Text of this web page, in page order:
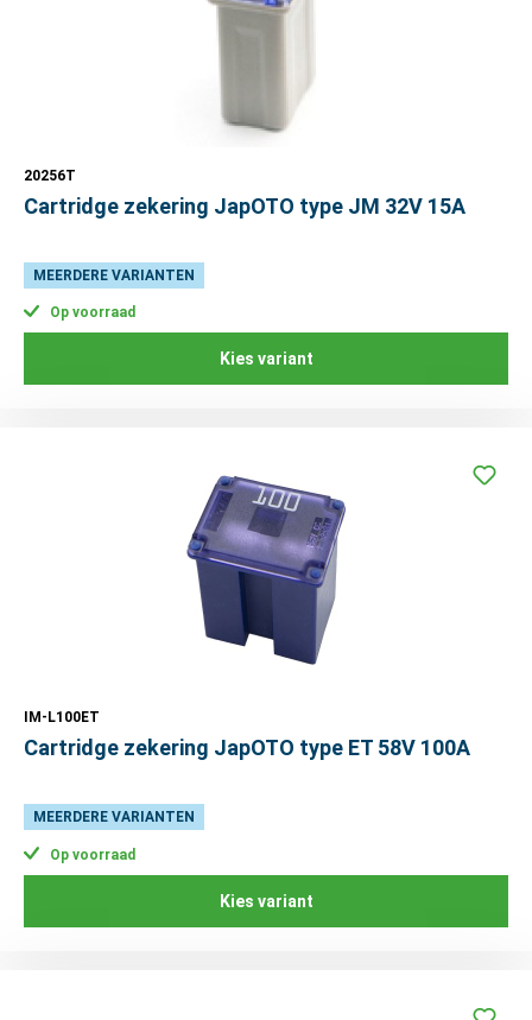
20256T
Cartridge zekering JapOTO type JM 32V 15A
MEERDERE VARIANTEN
Op voorraad
Kies variant
IM-L100ET
Cartridge zekering JapOTO type ET 58V 100A
MEERDERE VARIANTEN
Op voorraad
Kies variant